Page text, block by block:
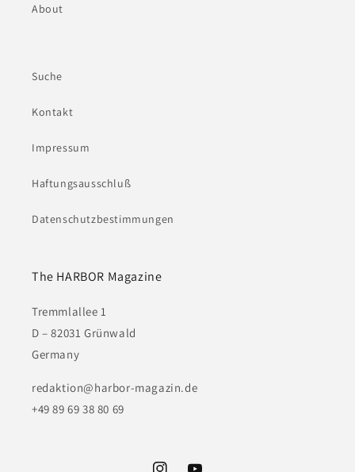
About
Suche
Kontakt
Impressum
Haftungsausschluß
Datenschutzbestimmungen
The HARBOR Magazine
Tremmlallee 1
D – 82031 Grünwald
Germany
redaktion@harbor-magazin.de
+49 89 69 38 80 69